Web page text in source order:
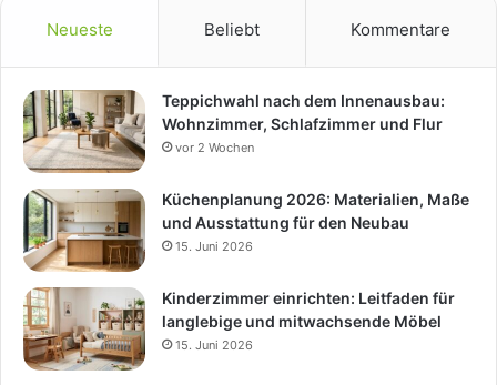
Neueste Beliebt Kommentare
Teppichwahl nach dem Innenausbau:
Wohnzimmer, Schlafzimmer und Flur
vor 2 Wochen
Küchenplanung 2026: Materialien, Maße
und Ausstattung für den Neubau
15. Juni 2026
Kinderzimmer einrichten: Leitfaden für
langlebige und mitwachsende Möbel
15. Juni 2026